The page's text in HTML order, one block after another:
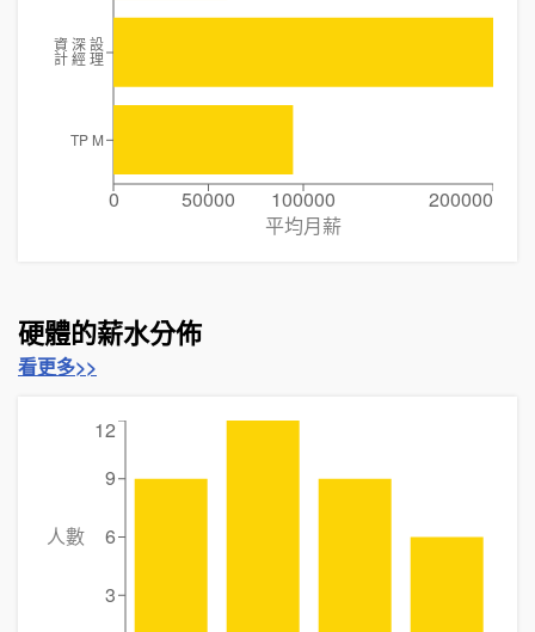
0 50000 100000
200000
平均月薪
資 深 設
計 經 理
TP M
硬體的薪水分佈
看更多>>
3
6
9
12
人數